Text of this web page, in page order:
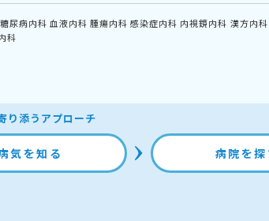
糖尿病内科 血液内科 腫瘍内科 感染症内科 内視鏡内科 漢方内科
科
り添うアプローチ
気を知る 病院を探